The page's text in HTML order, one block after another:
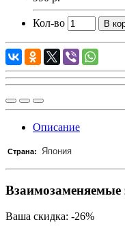
Кол-во В
Описание
Страна: Япония
Взаимозаменяемые
Ваша скидка: -26%